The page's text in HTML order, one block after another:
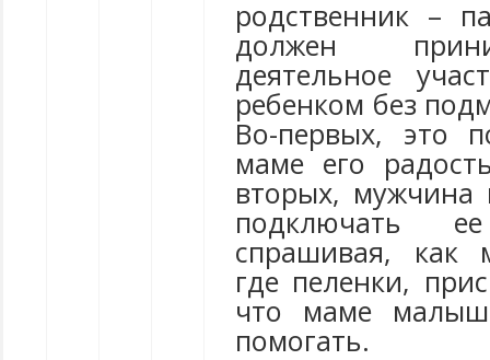
родственник –
должен
деятельное
ребенком без
Во-первых, это
маме его
вторых, мужчина
подключать
спрашивая, как
где пеленки,
что маме
помогать.